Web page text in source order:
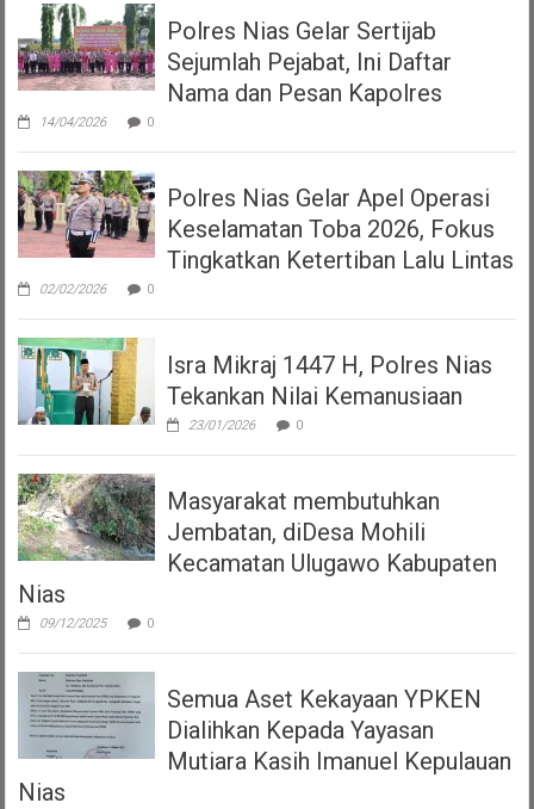
Polres Nias Gelar Sertijab
Sejumlah Pejabat, Ini Daftar
Nama dan Pesan Kapolres
14/04/2026 0
Polres Nias Gelar Apel Operasi
Keselamatan Toba 2026, Fokus
Tingkatkan Ketertiban Lalu Lintas
02/02/2026 0
Isra Mikraj 1447 H, Polres Nias
Tekankan Nilai Kemanusiaan
23/01/2026 0
Masyarakat membutuhkan
Jembatan, diDesa Mohili
Kecamatan Ulugawo Kabupaten
Nias
09/12/2025 0
Semua Aset Kekayaan YPKEN
Dialihkan Kepada Yayasan
Mutiara Kasih Imanuel Kepulauan
Nias